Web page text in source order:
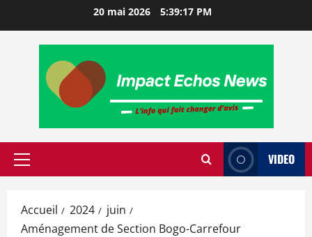
20 mai 2026 5:39:18 PM
VIDEO
Accueil 2024
juin
Aménagement de Section Bogo-Carrefour